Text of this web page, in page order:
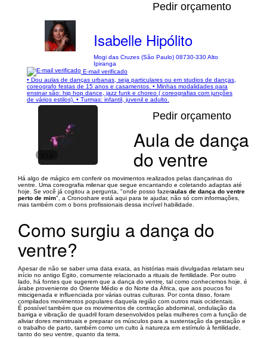
Pedir orçamento
Isabelle Hipólito
Mogi das Cruzes (São Paulo) 08730-330 Alto
Ipiranga
E-mail verificado
• Dou aulas de danças urbanas, seja particulares ou em studios de danças,
coreografo festas de 15 anos e casamentos. • Minhas modalidades para
ensinar são: hip hop dance, jazz funk e choreo ( coreografias com junções
de vários estilos). • Turmas: infantil, juvenil e adulto.
Pedir orçamento
Aula de dança
do ventre
Há algo de mágico em conferir os movimentos realizados pelas dançarinas do
ventre. Uma coreografia milenar que segue encantando e coletando adaptas até
hoje. Se você já cogitou a pergunta, "onde posso fazeraulas de dança do ventre
perto de mim", a Cronoshare está aqui para te ajudar, não só com informações,
mas também com o bons profissionais dessa incrível habilidade.
Como surgiu a dança do
ventre?
Apesar de não se saber uma data exata, as histórias mais divulgadas relatam seu
início no antigo Egito, comumente relacionado a rituais de fertilidade. Por outro
lado, há fontes que sugerem que a dança do ventre, tal como conhecemos hoje, é
árabe proveniente do Oriente Médio e do Norte da África, que aos poucos foi
miscigenada e influenciada por várias outras culturas. Por conta disso, foram
compilados movimentos populares daquela região com outros mais ocidentais.
É possível também que os movimentos de contração abdominal, ondulação da
barriga e vibração de quadril foram desenvolvidos pelas mulheres com a função de
aliviar dores menstruais e preparar os músculos para a sustentação da gestação e
o trabalho de parto, também como um culto à natureza em estímulo à fertilidade,
tanto do seu ventre, quanto da terra.